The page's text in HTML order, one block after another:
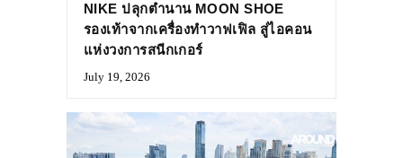
NIKE ปลุกตำนาน MOON SHOE
รองเท้าจากเครื่องทำวาฟเฟิล สู่ไอคอน
แห่งวงการสนีกเกอร์
July 19, 2026